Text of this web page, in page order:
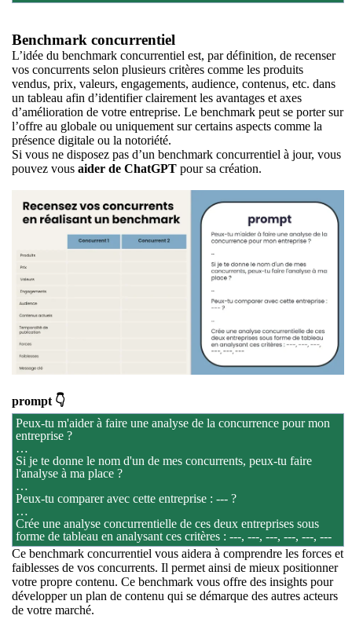
Benchmark concurrentiel
L’idée du benchmark concurrentiel est, par définition, de recenser
vos concurrents selon plusieurs critères comme les produits
vendus, prix, valeurs, engagements, audience, contenus, etc. dans
un tableau afin d’identifier clairement les avantages et axes
d’amélioration de votre entreprise. Le benchmark peut se porter sur
l’offre au globale ou uniquement sur certains aspects comme la
présence digitale ou la notoriété.
Si vous ne disposez pas d’un benchmark concurrentiel à jour, vous
pouvez vous aider de ChatGPT pour sa création.
prompt 👇
Peux-tu m'aider à faire une analyse de la concurrence pour mon
entreprise ?
…
Si je te donne le nom d'un de mes concurrents, peux-tu faire
l'analyse à ma place ?
…
Peux-tu comparer avec cette entreprise : --- ?
…
Crée une analyse concurrentielle de ces deux entreprises sous
forme de tableau en analysant ces critères : ---, ---, ---, ---, ---, ---
Ce benchmark concurrentiel vous aidera à comprendre les forces et
faiblesses de vos concurrents. Il permet ainsi de mieux positionner
votre propre contenu. Ce benchmark vous offre des insights pour
développer un plan de contenu qui se démarque des autres acteurs
de votre marché.